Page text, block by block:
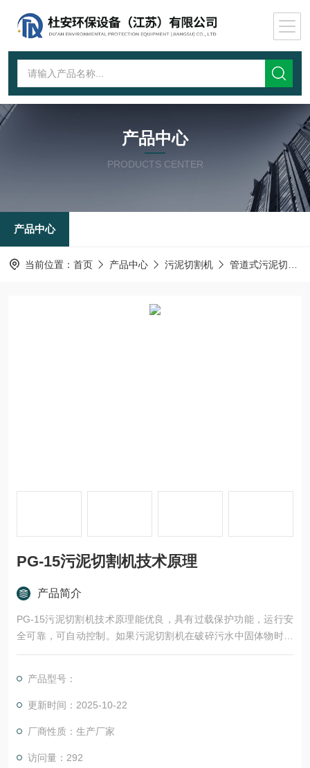
产品中心
PRODUCTS CENTER
产品中心
当前位置： 首页 产品中心 污泥切割机 管道式污泥切割机
PG-15污泥切割机技术原理
产品简介
PG-15污泥切割机技术原理能优良，具有过载保护功能，运行安
全可靠，可自动控制。如果污泥切割机在破碎污水中固体物时产
生过载，就会产生过载电流，电控系统会自动动作，格栅会立刻
现3次以上过载，格栅就会自动停机报警。
产品型号：
更新时间：2025-10-22
厂商性质：生产厂家
访问量：292